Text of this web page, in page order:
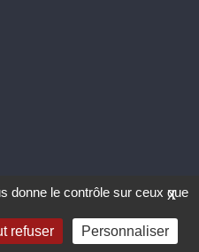
. Propulsé parWordPress.
X
donne le contrôle sur ceux que
refuser Personnaliser